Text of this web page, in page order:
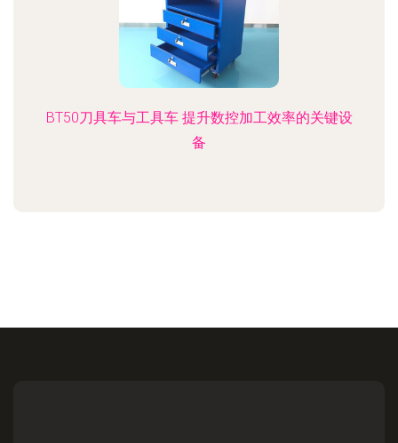
BT50刀具车与工具车 提升数控加工效率的关键设
备